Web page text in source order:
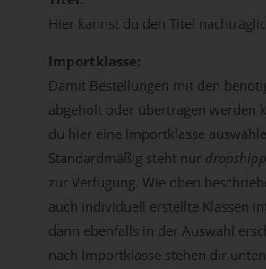
Hier kannst du den Titel
Importklasse:
Damit Bestellungen mit den
abgeholt oder übertragen werden
du hier eine Importklasse
Standardmäßig steht nur
zur Verfügung. Wie oben
auch individuell erstellte Klassen
dann ebenfalls in der Auswahl
nach Importklasse stehen dir unten